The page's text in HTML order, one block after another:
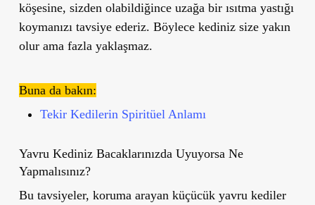
köşesine, sizden olabildiğince uzağa bir ısıtma yastığı
koymanızı tavsiye ederiz. Böylece kediniz size yakın
olur ama fazla yaklaşmaz.
Buna da bakın:
Tekir Kedilerin Spiritüel Anlamı
Yavru Kediniz Bacaklarınızda Uyuyorsa Ne
Yapmalısınız?
Bu tavsiyeler, koruma arayan küçücük yavru kediler